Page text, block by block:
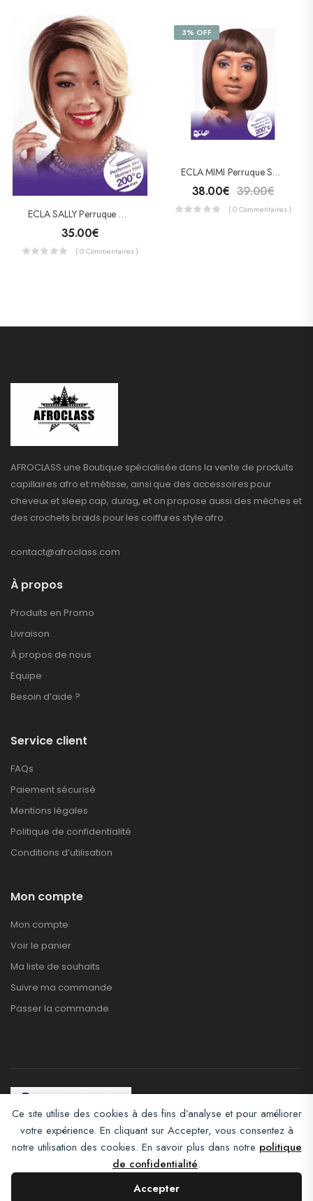
Ce site utilise des cookies à des fins d’analyse et pour améliorer
votre expérience. En cliquant sur Accepter, vous consentez à
notre utilisation des cookies. En savoir plus dans notre politique
de confidentialité.
Accepter
ECLA SALLY Perruque Semi-Naturelle
35.00€
( 0 Commentaires )
3% OFF
ECLA MIMI Perruque Semi-Naturelle
38.00€ 39.00€
( 0 Commentaires )
AFROCLASS une Boutique spécialisée dans la vente de produits
capillaires afro et métisse, ainsi que des accessoires pour
cheveux et sleep cap, durag, et on propose aussi des mèches et
des crochets braids pour les coiffures style afro.
contact@afroclass.com
À propos
Produits en Promo
Livraison
À propos de nous
Equipe
Besoin d’aide ?
Service client
FAQs
Paiement sécurisé
Mentions légales
Politique de confidentialité
Conditions d’utilisation
Mon compte
Mon compte
Voir le panier
Ma liste de souhaits
Suivre ma commande
Passer la commande
Afroclass eCommerce © 2026. All Rights Reserved